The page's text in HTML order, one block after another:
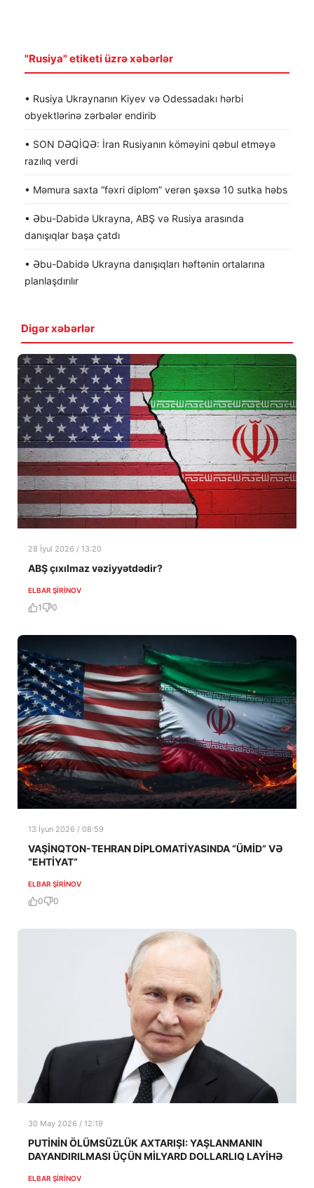
"Rusiya" etiketi üzrə xəbərlər
• Rusiya Ukraynanın Kiyev və Odessadakı hərbi
obyektlərinə zərbələr endirib
• SON DƏQİQƏ: İran Rusiyanın köməyini qəbul etməyə
razılıq verdi
• Məmura saxta “fəxri diplom” verən şəxsə 10 sutka həbs
• Əbu-Dabidə Ukrayna, ABŞ və Rusiya arasında
danışıqlar başa çatdı
• Əbu-Dabidə Ukrayna danışıqları həftənin ortalarına
planlaşdırılır
Digər xəbərlər
28 İyul 2026 / 13:20
ABŞ çıxılmaz vəziyyətdədir?
ELBAR ŞIRINOV
1 0
13 İyun 2026 / 08:59
VAŞİNQTON-TEHRAN DİPLOMATİYASINDA “ÜMİD” VƏ
“EHTİYAT”
ELBAR ŞIRINOV
0 0
30 May 2026 / 12:19
PUTİNİN ÖLÜMSÜZLÜK AXTARIŞI: YAŞLANMANIN
DAYANDIRILMASI ÜÇÜN MİLYARD DOLLARLIQ LAYİHƏ
ELBAR ŞIRINOV